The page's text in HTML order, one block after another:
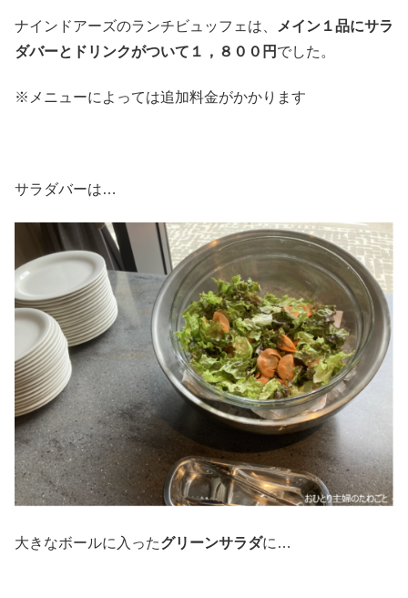
ナインドアーズのランチビュッフェは、
メイン１品にサラ
ダバーとドリンクがついて１，８００円 でした。
※メニューによっては追加料金がかかります
サラダバーは…
大きなボールに入ったグリーンサラダに…